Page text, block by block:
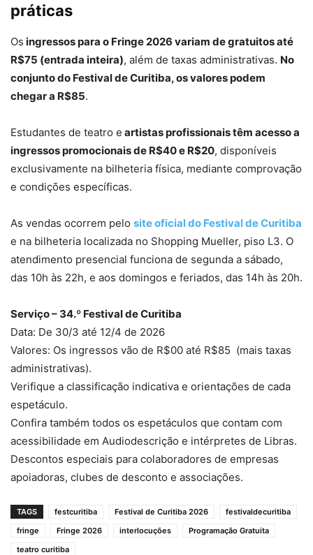
práticas
Os ingressos para o Fringe 2026 variam de gratuitos até
R$75 (entrada inteira), além de taxas administrativas. No
conjunto do Festival de Curitiba, os valores podem
chegar a R$85.
Estudantes de teatro e artistas profissionais têm acesso a
ingressos promocionais de R$40 e R$20, disponíveis
exclusivamente na bilheteria física, mediante comprovação
e condições específicas.
As vendas ocorrem pelo site oficial do Festival de Curitiba
e na bilheteria localizada no Shopping Mueller, piso L3. O
atendimento presencial funciona de segunda a sábado,
das 10h às 22h, e aos domingos e feriados, das 14h às 20h.
Serviço – 34.º Festival de Curitiba
Data: De 30/3 até 12/4 de 2026
Valores: Os ingressos vão de R$00 até R$85 (mais taxas
administrativas).
Verifique a classificação indicativa e orientações de cada
espetáculo.
Confira também todos os espetáculos que contam com
acessibilidade em Audiodescrição e intérpretes de Libras.
Descontos especiais para colaboradores de empresas
apoiadoras, clubes de desconto e associações.
TAGS festcuritiba Festival de Curitiba 2026
festivaldecuritiba
fringe
Fringe 2026 interlocuções
Programação Gratuita
teatro curitiba